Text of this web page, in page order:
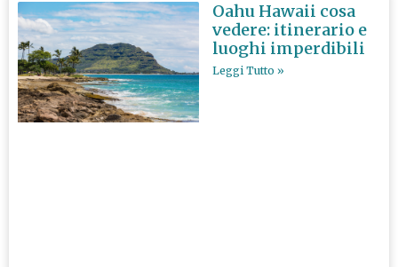
Oahu Hawaii cosa
vedere: itinerario e
luoghi imperdibili
Leggi Tutto »